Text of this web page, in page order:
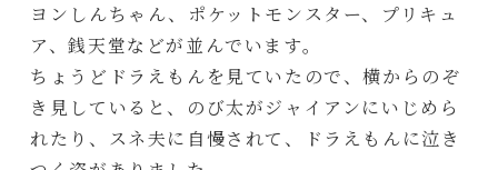
ヨンしんちゃん、ポケットモンスター、プリキュ
ア、銭天堂などが並んでいます。
ちょうどドラえもんを見ていたので、横からのぞ
き見していると、のび太がジャイアンにいじめら
れたり、スネ夫に自慢されて、ドラえもんに泣き